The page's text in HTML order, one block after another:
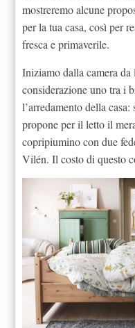
mostreremo alcune
per la tua casa, così per
fresca e primaverile.
Iniziamo dalla camera
considerazione uno tra i
l’arredamento della
propone per il letto il
copripiumino con due
Vilén. Il costo di questo